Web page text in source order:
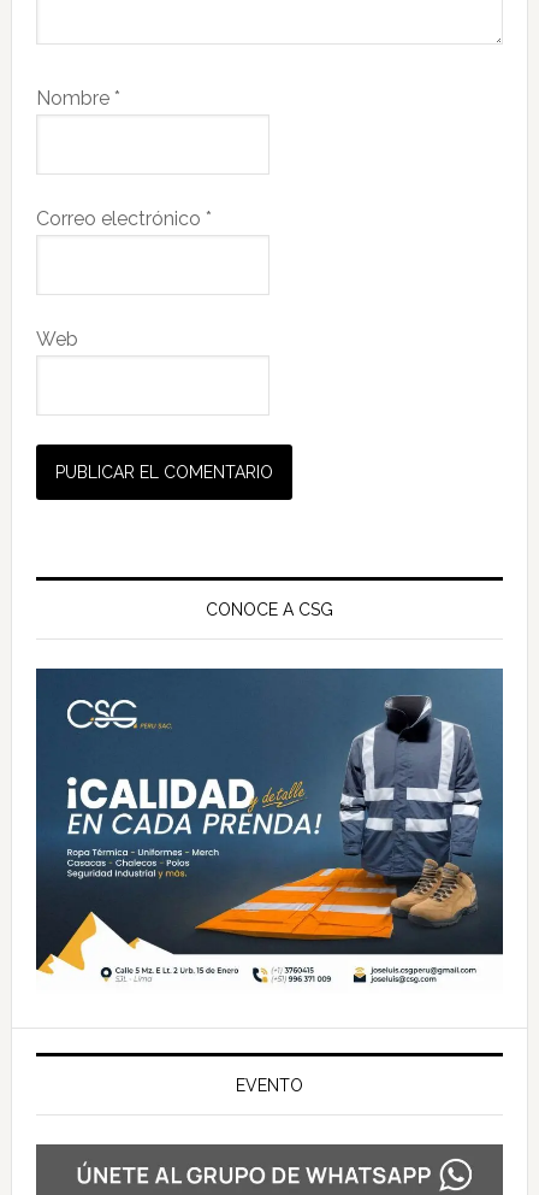
Nombre *
Correo electrónico *
Web
Barra
principal
CONOCE A CSG
EVENTO